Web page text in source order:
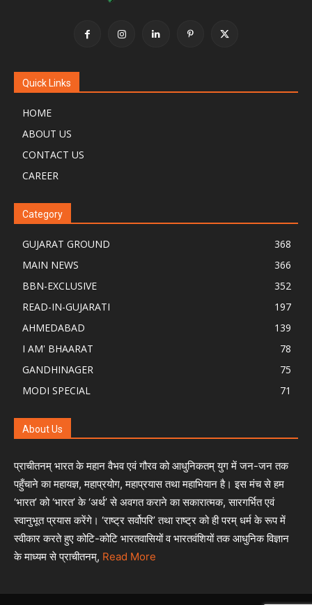
Quick Links
HOME
ABOUT US
CONTACT US
CAREER
Category
GUJARAT GROUND
368
MAIN NEWS
366
BBN-EXCLUSIVE
352
READ-IN-GUJARATI
197
AHMEDABAD
139
I AM' BHAARAT
78
GANDHINAGER
75
MODI SPECIAL
71
About Us
प्राचीतनम् भारत के महान वैभव एवं गौरव को आधुनिकतम् युग में जन-जन तक
पहुँचाने का महायज्ञ, महाप्रयोग, महाप्रयास तथा महाभियान है। इस मंच से हम
‘भारत’ को ‘भारत’ के ‘अर्थ’ से अवगत कराने का सकारात्मक, सारगर्भित एवं
स्वानुभूत प्रयास करेंगे। ‘राष्ट्र सर्वोपरि’ तथा राष्ट्र को ही परम् धर्म के रूप में
स्वीकार करते हुए कोटि-कोटि भारतवासियों व भारतवंशियों तक आधुनिक विज्ञान
के माध्यम से प्राचीतनम्, Read More